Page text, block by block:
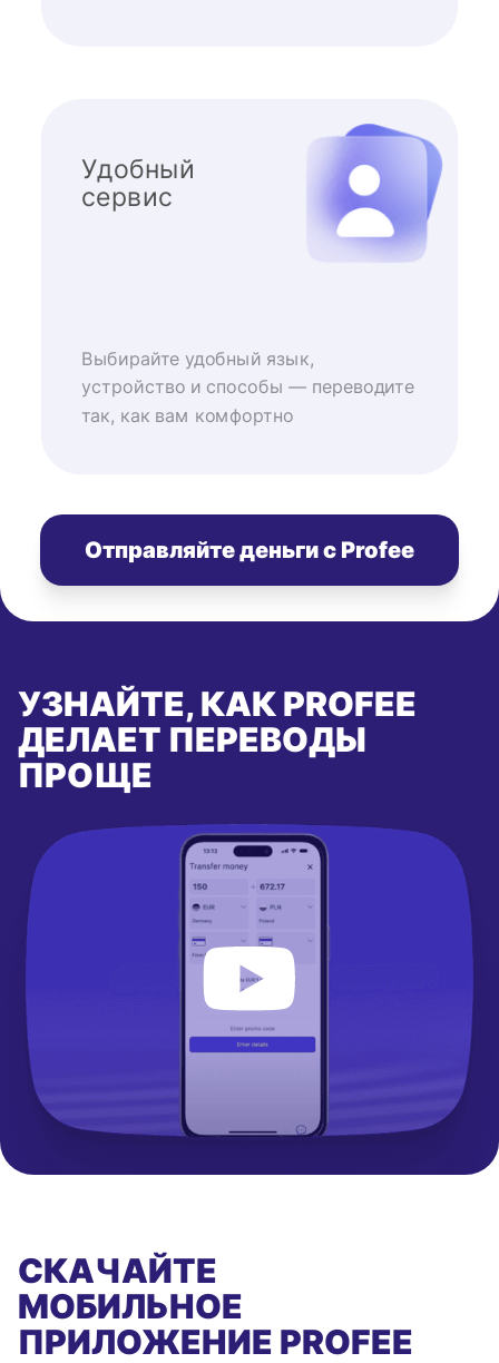
Удобный
сервис
Выбирайте удобный язык,
устройство и способы — переводите
так, как вам комфортно
Отправляйте деньги с Profee
УЗНАЙТЕ, КАК PROFEE
ДЕЛАЕТ ПЕРЕВОДЫ
ПРОЩЕ
СКАЧАЙТЕ
МОБИЛЬНОЕ
ПРИЛОЖЕНИЕ PROFEE